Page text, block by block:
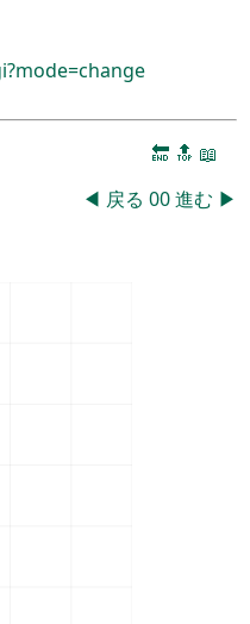
🔚 🔝 📖
◀ 戻る 00進む ▶